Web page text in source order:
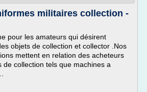
militaires collection -
pour les amateurs qui désirent
objets de collection et collector .Nos
mettent en relation des acheteurs
de collection tels que machines a